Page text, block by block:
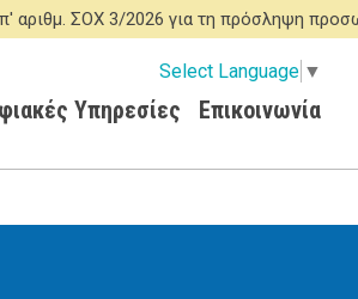
ΣΟΧ 3/2026 για τη πρόσληψη
Select Language ▼
Υπηρεσίες Επικοινωνία